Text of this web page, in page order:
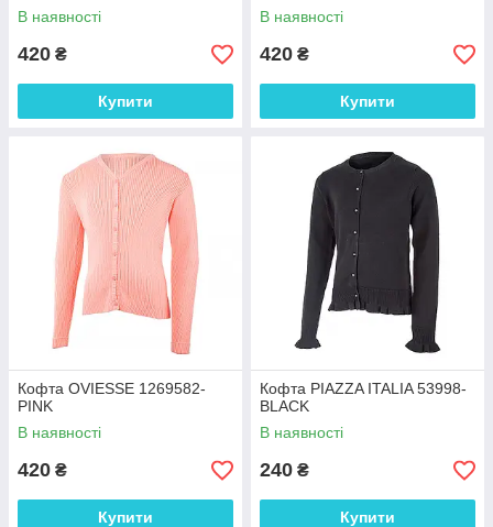
В наявності
420 ₴
Купити
В наявності
420 ₴
Купити
Кофта OVIESSE 1269582-
PINK
В наявності
420 ₴
Купити
Кофта PIAZZA ITALIA 53998-
BLACK
В наявності
240 ₴
Купити